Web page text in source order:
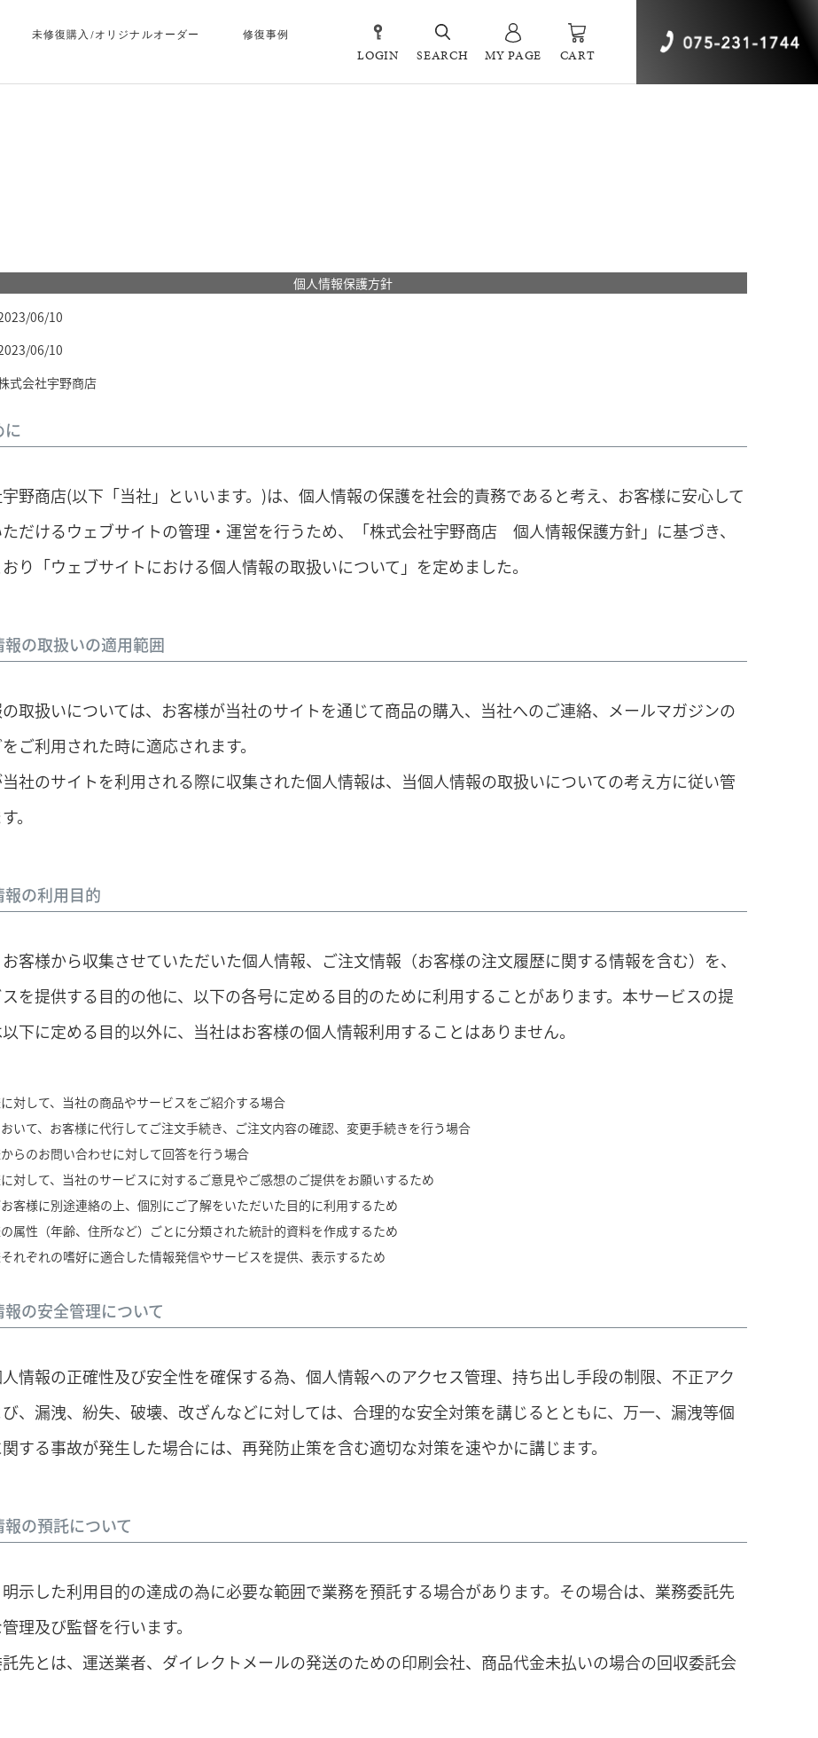
未修復購入/オリジナルオーダー
修復事例
LOGIN SEARCH MY PAGE CART
個人情報保護方針
06/10
06/10
式会社宇野商店
に
野商店(以下「当社」といいます。)は、個人情報の保護を社会的責務であると考え、お客様に安心して
だけるウェブサイトの管理・運営を行うため、「株式会社宇野商店 個人情報保護方針」に基づき、
り「ウェブサイトにおける個人情報の取扱いについて」を定めました。
報の取扱いの適用範囲
取扱いについては、お客様が当社のサイトを通じて商品の購入、当社へのご連絡、メールマガジンの
ご利用された時に適応されます。
社のサイトを利用される際に収集された個人情報は、当個人情報の取扱いについての考え方に従い管
。
報の利用目的
客様から収集させていただいた個人情報、ご注文情報（お客様の注文履歴に関する情報を含む）を、
を提供する目的の他に、以下の各号に定める目的のために利用することがあります。本サービスの提
下に定める目的以外に、当社はお客様の個人情報利用することはありません。
対して、当社の商品やサービスをご紹介する場合
いて、お客様に代行してご注文手続き、ご注文内容の確認、変更手続きを行う場合
らのお問い合わせに対して回答を行う場合
対して、当社のサービスに対するご意見やご感想のご提供をお願いするため
客様に別途連絡の上、個別にご了解をいただいた目的に利用するため
属性（年齢、住所など）ごとに分類された統計的資料を作成するため
れぞれの嗜好に適合した情報発信やサービスを提供、表示するため
の安全管理について
情報の正確性及び安全性を確保する為、個人情報へのアクセス管理、持ち出し手段の制限、不正アク
、漏洩、紛失、破壊、改ざんなどに対しては、合理的な安全対策を講じるとともに、万一、漏洩等個
する事故が発生した場合には、再発防止策を含む適切な対策を速やかに講じます。
の預託について
示した利用目的の達成の為に必要な範囲で業務を預託する場合があります。その場合は、業務委託先
理及び監督を行います。
託先とは、運送業者、ダイレクトメールの発送のための印刷会社、商品代金未払いの場合の回収委託会